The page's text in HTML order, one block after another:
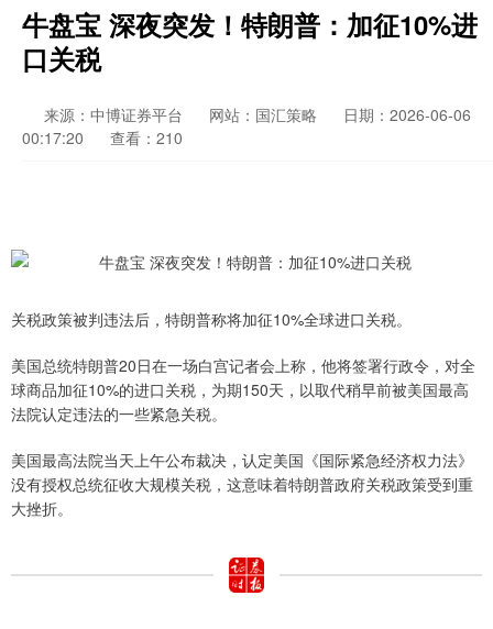
牛盘宝 深夜突发！特朗普：加征10%进
口关税
来源：中博证券平台 网站：国汇策略
日期：2026-06-06
00:17:20
查看：210
关税政策被判违法后，特朗普称将加征10%全球进口关税。
美国总统特朗普20日在一场白宫记者会上称，他将签署行政令，对全
球商品加征10%的进口关税，为期150天，以取代稍早前被美国最高
法院认定违法的一些紧急关税。
美国最高法院当天上午公布裁决，认定美国《国际紧急经济权力法》
没有授权总统征收大规模关税，这意味着特朗普政府关税政策受到重
大挫折。